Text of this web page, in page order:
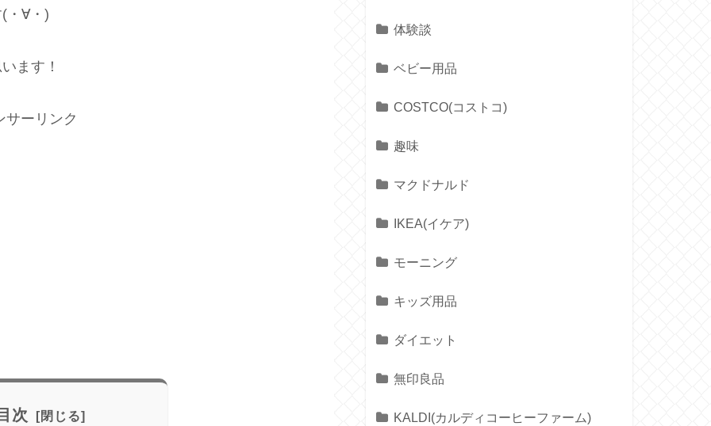
・∀・)
ます！
サーリンク
次
体験談
ベビー用品
COSTCO(コストコ)
趣味
マクドナルド
IKEA(イケア)
モーニング
キッズ用品
ダイエット
無印良品
KALDI(カルディコーヒーファーム)